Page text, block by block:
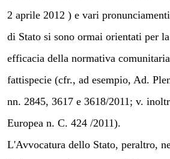
2 aprile 2012 ) e vari
di Stato si sono ormai orientati per
efficacia della normativa
fattispecie (cfr., ad esempio, Ad.
nn. 2845, 3617 e 3618/2011; v.
Europea n. C. 424 /2011).
L'Avvocatura dello Stato, peraltro,